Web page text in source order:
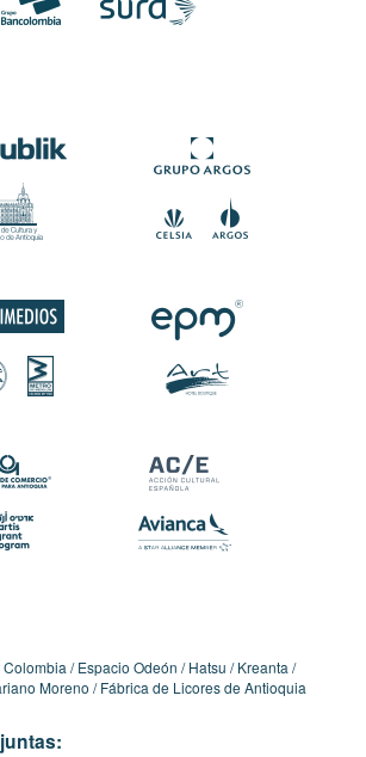
Espacio Odeón Hatsu
Kreanta
Moreno
Fábrica de Licores de Antioquia